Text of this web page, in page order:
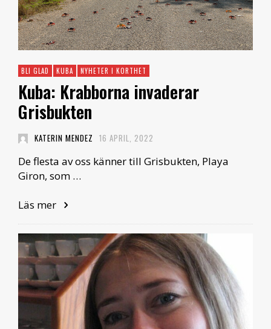
BLI GLAD KUBA NYHETER I KORTHET
Kuba: Krabborna invaderar
Grisbukten
KATERIN MENDEZ 16 APRIL, 2022
De flesta av oss känner till Grisbukten, Playa
Giron, som …
Läs mer